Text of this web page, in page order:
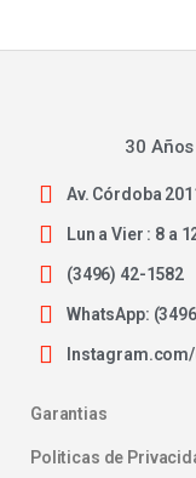
30
Av. Córdoba
Lun a Vier : 8 a
(3496) 42-1582
WhatsApp:
Garantias
Politicas de